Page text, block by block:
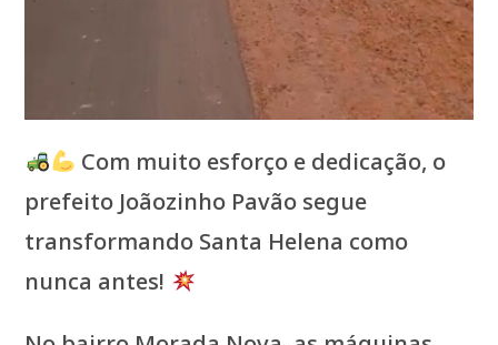
Com muito esforço e dedicação, o
prefeito Joãozinho Pavão segue
transformando Santa Helena como
nunca antes!